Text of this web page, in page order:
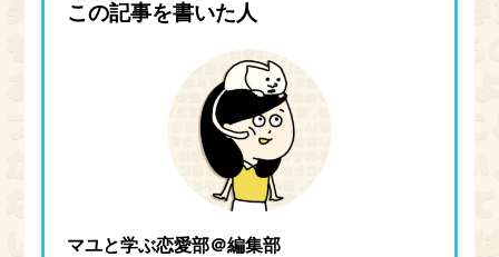
この記事を書いた人
マユと学ぶ恋愛部＠編集部